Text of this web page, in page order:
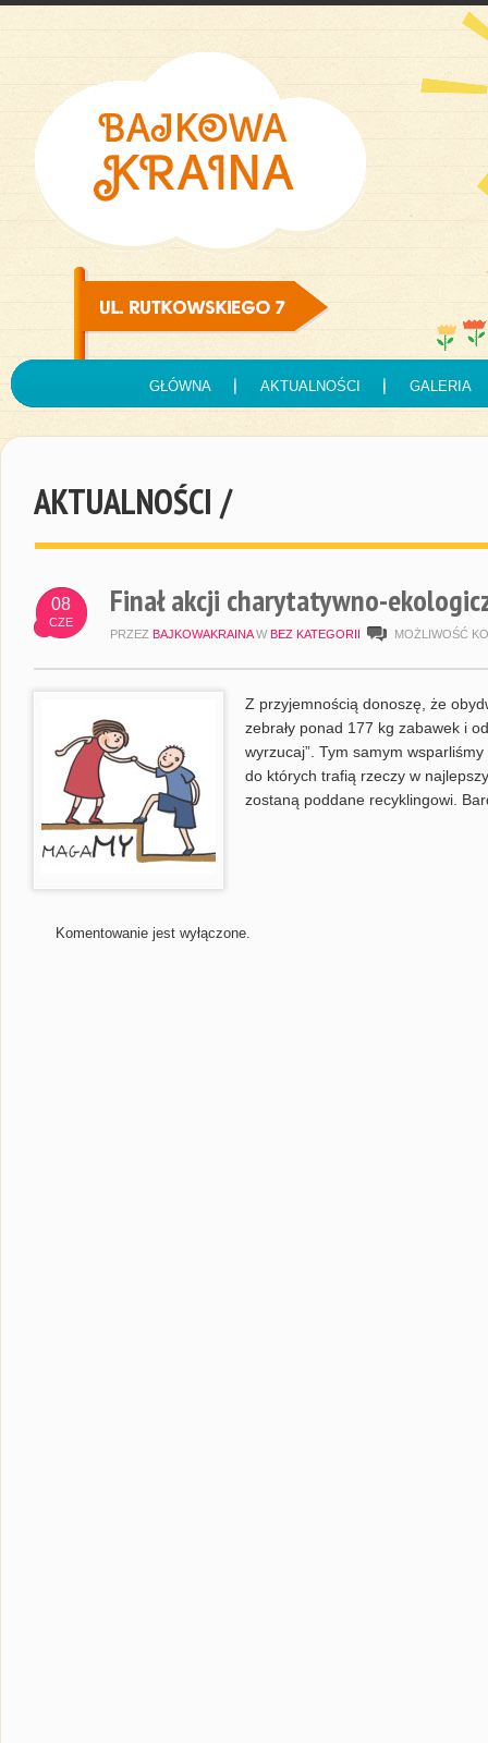
GŁÓWNA AKTUALNOŚCI GALERIA
AKTUALNOŚCI /
08
CZE
Finał akcji charytatywno-
PRZEZ BAJKOWAKRAINA W BEZ KATEGORII MOŻLIWOŚĆ
Z przyjemnością donoszę, że
zebrały ponad 177 kg zabawek i
wyrzucaj”. Tym samym
do których trafią rzeczy w
zostaną poddane recyklingowi.
Komentowanie jest wyłączone.